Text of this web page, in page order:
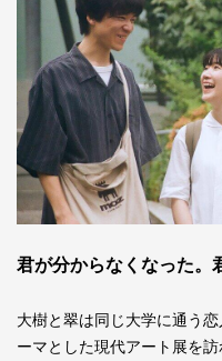
君が分からなくなった。
大樹と翠は同じ大学に通う
ーマとした現代アート展を